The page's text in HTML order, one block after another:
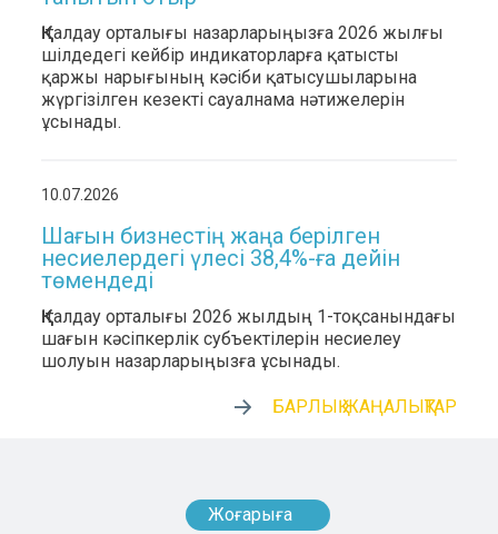
ҚҚҚ талдау орталығы назарларыңызға 2026 жылғы
шілдедегі кейбір индикаторларға қатысты
қаржы нарығының кәсіби қатысушыларына
жүргізілген кезекті сауалнама нәтижелерін
ұсынады.
10.07.2026
Шағын бизнестің жаңа берілген
несиелердегі үлесі 38,4%-ға дейін
төмендеді
ҚҚҚ талдау орталығы 2026 жылдың 1-тоқсанындағы
шағын кәсіпкерлік субъектілерін несиелеу
шолуын назарларыңызға ұсынады.
БАРЛЫҚ ЖАҢАЛЫҚТАР
Жоғарыға